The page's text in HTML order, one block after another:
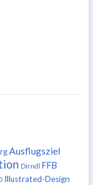
Ausflugsziel
Dirndl FFB
Illustrated-Design